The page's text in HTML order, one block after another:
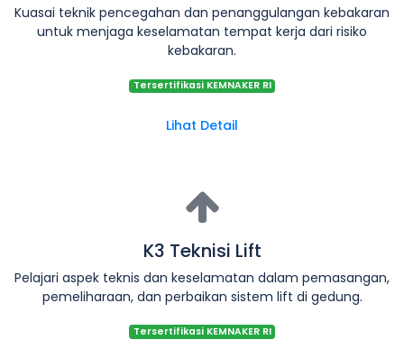
Kuasai teknik pencegahan dan penanggulangan kebakaran
untuk menjaga keselamatan tempat kerja dari risiko
kebakaran.
Tersertifikasi KEMNAKER RI
Lihat Detail
K3 Teknisi Lift
Pelajari aspek teknis dan keselamatan dalam pemasangan,
pemeliharaan, dan perbaikan sistem lift di gedung.
Tersertifikasi KEMNAKER RI